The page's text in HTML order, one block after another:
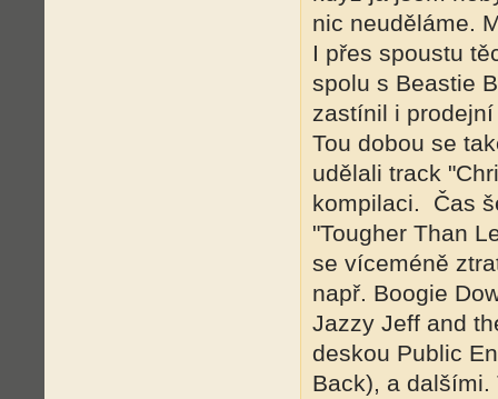
nic neuděláme.
I přes spoustu
spolu s Beastie
zastínil i
Tou dobou se
udělali track
kompilaci. Čas
"Tougher Than
se víceméně
např. Boogie
Jazzy Jeff and
deskou Public
Back), a dalšími.